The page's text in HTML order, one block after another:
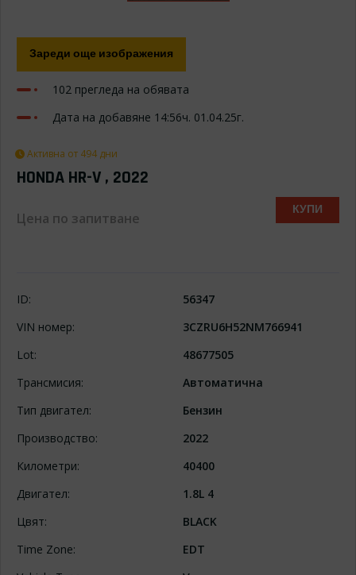
Зареди още изображения
102 прегледа на обявата
Дата на добавяне 14:56ч. 01.04.25г.
Активна от 494 дни
HONDA HR-V , 2022
Цена по запитване КУПИ
ID:
56347
VIN номер:
3CZRU6H52NM766941
Lot:
48677505
Трансмисия:
Автоматична
Тип двигател:
Бензин
Производство:
2022
Километри:
40400
Двигател:
1.8L 4
Цвят:
BLACK
Time Zone:
EDT